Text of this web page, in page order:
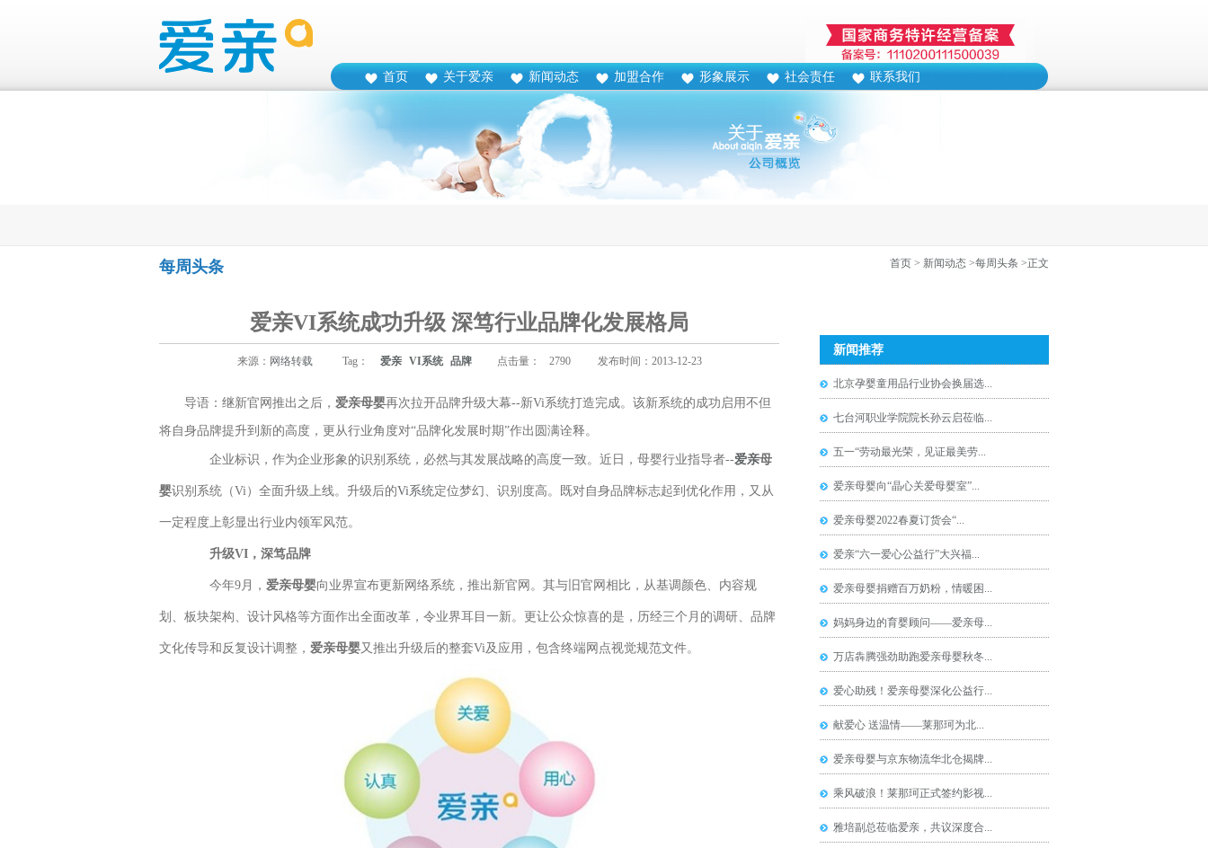
首页 关于爱亲 新闻动态 加盟合作 形象展示 社会责任 联系我们
每周头条 首页 > 新闻动态 >每周头条 >正文
爱亲VI系统成功升级 深笃行业品牌化发展格局
来源： 网络转载 Tag： 爱亲 VI系统 品牌 点击量： 2790 发布时间：2013-12-23
导语：继新官网推出之后， 爱亲母婴再次拉开品牌升级大幕--新Vi系统打造完成。该新系统的成功启用不但
将自身品牌提升到新的高度，更从行业角度对“品牌化发展时期”作出圆满诠释。
企业标识，作为企业形象的识别系统，必然与其发展战略的高度一致。近日，母婴行业指导者--爱亲母
婴识别系统（Vi）全面升级上线。升级后的Vi系统定位梦幻、识别度高。既对自身品牌标志起到优化作用，又从
一定程度上彰显出行业内领军风范。
升级VI，深笃品牌
今年9月， 爱亲母婴向业界宣布更新网络系统，推出新官网。其与旧官网相比，从基调颜色、内容规
划、板块架构、设计风格等方面作出全面改革，令业界耳目一新。更让公众惊喜的是，历经三个月的调研、品牌
文化传导和反复设计调整， 爱亲母婴又推出升级后的整套Vi及应用，包含终端网点视觉规范文件。
新闻推荐
北京孕婴童用品行业协会换届选...
七台河职业学院院长孙云启莅临...
五一“劳动最光荣，见证最美劳...
爱亲母婴向“晶心关爱母婴室”...
爱亲母婴2022春夏订货会“...
爱亲“六一爱心公益行”大兴福...
爱亲母婴捐赠百万奶粉，情暖困...
妈妈身边的育婴顾问——爱亲母...
万店犇腾强劲助跑爱亲母婴秋冬...
爱心助残！爱亲母婴深化公益行...
献爱心 送温情——莱那珂为北...
爱亲母婴与京东物流华北仓揭牌...
乘风破浪！莱那珂正式签约影视...
雅培副总莅临爱亲，共议深度合...